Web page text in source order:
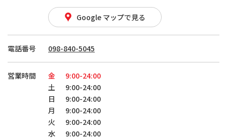
Google マップで見る
電話番号 098-840-5045
営業時間 金
9:00-24:00
土
9:00-24:00
日
9:00-24:00
月
9:00-24:00
火
9:00-24:00
水
9:00-24:00